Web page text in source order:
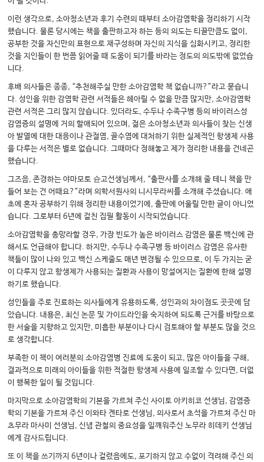
이런 생각으로, 소아청소년과 후기 수련의 때부터 소아감염학을 정리하기 시작
했습니다. 물론 당시에는 책을 출판하고자 하는 등의 의도는 티끌만큼도 없이,
공부한 것을 자신만의 표현으로 재구성하며 자신의 지식을 심화시키고, 정리한
것을 지인들이 한 번쯤 읽어줄 때 도움이 되기를 바라는 정도의 의도밖에 없었습
니다.
후배 의사들은 종종, “추천해주실 만한 소아감염학 책 없습니까?”라고 묻습니
다. 성인을 위한 감염학 관련 서적들은 헤아릴 수 없을 만큼 많지만, 소아감염학
관련 서적은 그리 많지 않습니다. 있더라도, 수두나 수족구병 등의 바이러스성
감염증의 설명에 거의 할애되어 있으며, 젊은 소아청소년과 의사들이 찾는 신생
아 발열에 대한 대응이나 관절염, 골수염에 대처하기 위한 실제적인 항생제 사용
을 다루는 서적은 별로 없습니다. 그때마다 정해놓고 제가 정리한 내용을 건네곤
했습니다.
그즈음, 존경하는 야마모토 슌고선생님께서, “출판사를 소개해 줄 테니 책을 만
들어 보는 건 어때요?”라며 의학서원사의 니시무라씨를 소개해 주셨습니다. 애
초에 혼자 공부하기 위해 정리한 내용이었기에, 출판에 어울릴 만한 글이 아니었
습니다. 그로부터 6년에 걸친 집필 활동이 시작되었습니다.
소아감염학을 총망라할 경우, 가장 빈도가 높은 바이러스 감염은 물론 백신에 관
해서도 언급해야 합니다. 하지만, 수두나 수족구병 등 바이러스 감염은 유사한
책들이 많이 나와 있고 백신 스케줄도 매년 변경될 수 있으므로, 이 두 가지는 굳
이 다루지 않고 항생제가 사용되는 질환과 사용이 망설여지는 질환에 한해 설명
하기로 했습니다.
성인들을 주로 진료하는 의사들에게 유용하도록, 성인과의 차이점도 곳곳에 담
았습니다. 내용은, 최신 논문 및 가이드라인을 숙지하여 되도록 근거를 바탕으로
한 서술을 지향하고 있지만, 미흡한 부분이나 다시 검토해야 할 부분도 많을 것으
로 생각합니다.
부족한 이 책이 여러분의 소아감염병 진료에 도움이 되고, 많은 아이들을 구해,
결과적으로 미래의 아이들을 위한 적절한 항생제 사용에 일조할 수 있다면, 더없
이 행복한 일이 될 것입니다.
마지막으로 소아감염학의 기본을 가르쳐 주신 사이토 아키히코 선생님, 감염증
학의 기본을 가르쳐 주신 이와타 겐타로 선생님, 의사로서 초석을 가르쳐 주신 마
츠무라 마사미 선생님, 신념 관철의 중요성을 일깨워주신 노무라 히데키 선생님
에게 감사드립니다.
또 이 책을 쓰기까지 6년이나 걸렸음에도, 포기하지 않고 수없이 격려해 주신 의